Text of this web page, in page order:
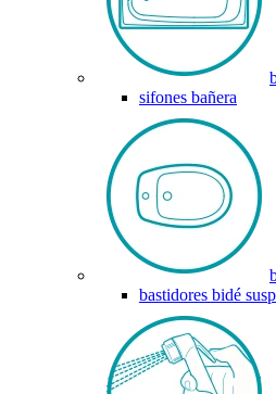
sifones bañera
bastidores bidé